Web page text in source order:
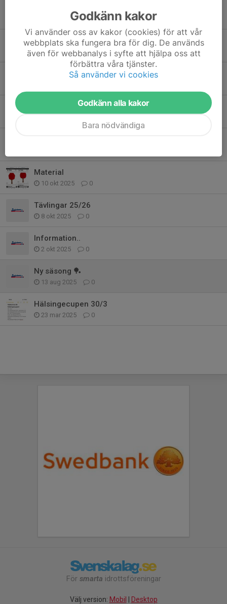
13 nov 2025 0
Program Hälsingebocken
12 nov 2025 0
Arbetsschema Hälsingebocken
Material
10 okt 2025 0
Tävlingar 25/26
8 okt 2025 0
Information..
2 okt 2025 0
Ny säsong 🏓
13 aug 2025 0
Hälsingecupen 30/3
23 mar 2025 0
För smarta idrottsföreningar
Välj version: Mobil | Desktop
Godkänn kakor
Vi använder oss av kakor (cookies) för att vår
webbplats ska fungera bra för dig. De används
även för webbanalys i syfte att hjälpa oss att
förbättra våra tjänster.
Så använder vi cookies
Godkänn alla kakor
Bara nödvändiga